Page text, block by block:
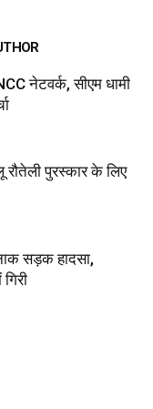
नेटवर्क, सीएम धामी
रौतेली पुरस्कार के लिए
सड़क हादसा,